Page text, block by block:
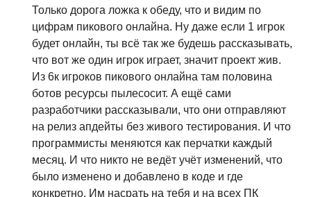
Только дорога ложка к обеду, что и видим по
цифрам пикового онлайна. Ну даже если 1 игрок
будет онлайн, ты всё так же будешь рассказывать,
что вот же один игрок играет, значит проект жив.
Из 6к игроков пикового онлайна там половина
ботов ресурсы пылесосит. А ещё сами
разработчики рассказывали, что они отправляют
на релиз апдейты без живого тестирования. И что
программисты меняются как перчатки каждый
месяц. И что никто не ведёт учёт изменений, что
было изменено и добавлено в коде и где
конкретно. Им насрать на тебя и на всех ПК